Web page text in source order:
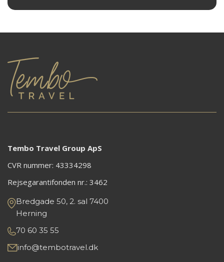
Tembo Travel Group ApS
CVR nummer: 43334298
Rejsegarantifonden nr.: 3462
Bredgade 50, 2. sal 7400
Herning
70 60 35 55
info@tembotravel.dk